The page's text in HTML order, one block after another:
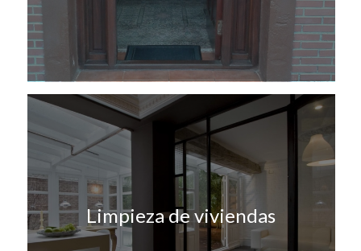
Limpieza de viviendas